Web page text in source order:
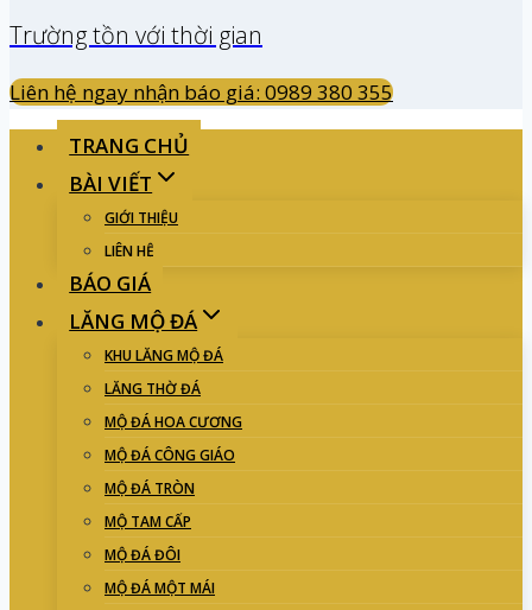
Trường tồn với thời gian
Liên hệ ngay nhận báo giá: 0989 380 355
TRANG CHỦ
BÀI VIẾT
GIỚI THIỆU
LIÊN HỆ
BÁO GIÁ
LĂNG MỘ ĐÁ
KHU LĂNG MỘ ĐÁ
LĂNG THỜ ĐÁ
MỘ ĐÁ HOA CƯƠNG
MỘ ĐÁ CÔNG GIÁO
MỘ ĐÁ TRÒN
MỘ TAM CẤP
MỘ ĐÁ ĐÔI
MỘ ĐÁ MỘT MÁI